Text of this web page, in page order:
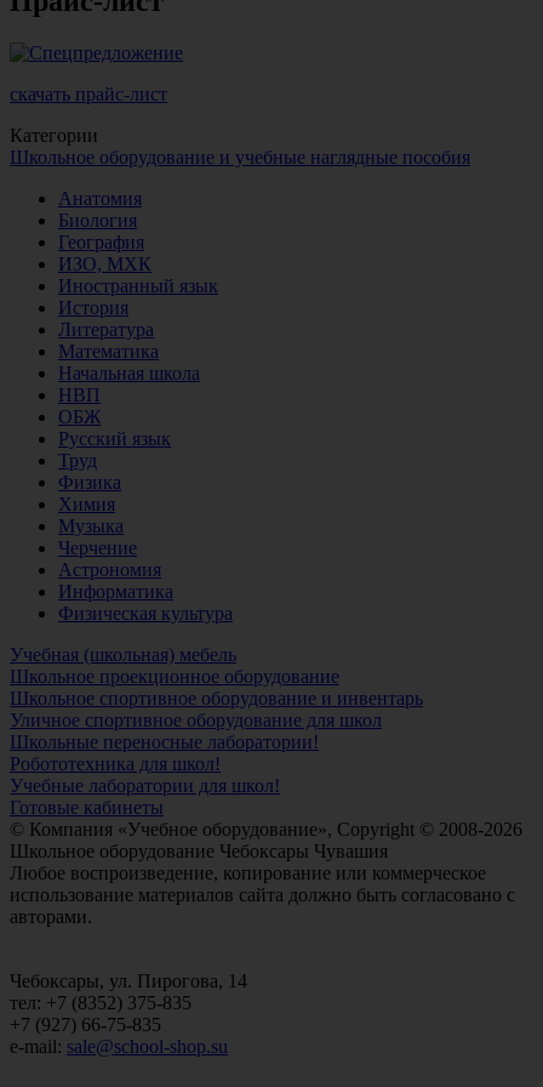
скачать прайс-лист
Категории
Школьное оборудование и учебные наглядные пособия
Анатомия
Биология
География
ИЗО, МХК
Иностранный язык
История
Литература
Математика
Начальная школа
НВП
ОБЖ
Русский язык
Труд
Физика
Химия
Музыка
Черчение
Астрономия
Информатика
Физическая культура
Учебная (школьная) мебель
Школьное проекционное оборудование
Школьное спортивное оборудование и инвентарь
Уличное спортивное оборудование для школ
Школьные переносные лаборатории!
Робототехника для школ!
Учебные лаборатории для школ!
Готовые кабинеты
© Компания «Учебное оборудование», Copyright © 2008-2026
Школьное оборудование Чебоксары Чувашия
Любое воспроизведение, копирование или коммерческое
использование материалов сайта должно быть согласовано с
авторами.
Чебоксары, ул. Пирогова, 14
тел: +7 (8352) 375-835
+7 (927) 66-75-835
e-mail: sale@school-shop.su